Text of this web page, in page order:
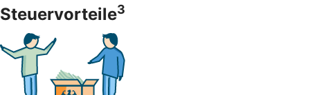
Steuervorteile3